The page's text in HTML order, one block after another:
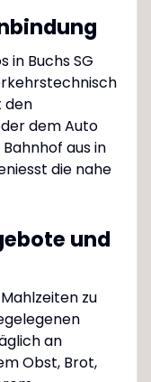
in Buchs SG
den
dem Auto
aus in
die nahe
und
zu
an
Obst, Brot,